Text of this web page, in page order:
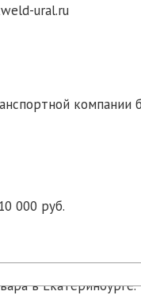
ural.ru
транспортной
компании
000 руб.
в Екатеринбурге.